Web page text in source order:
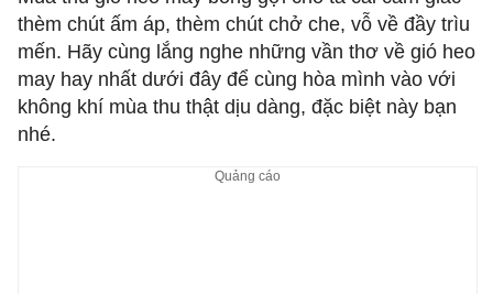
thèm chút ấm áp, thèm chút chở che, vỗ về đầy trìu
mến. Hãy cùng lắng nghe những vần thơ về gió heo
may hay nhất dưới đây để cùng hòa mình vào với
không khí mùa thu thật dịu dàng, đặc biệt này bạn
nhé.